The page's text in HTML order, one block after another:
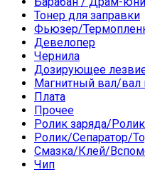
Тонер для заправки
Фьюзер/
Девелопер
Чернила
Дозирующее
Магнитный вал/вал
Плата
Прочее
Ролик заряда/
Ролик/Сепаратор/
Смазка/Клей/
Чип